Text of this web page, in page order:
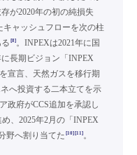
が2020年の初の純損失
キャッシュフローを次の柱
[8]。INPEXは2021年に国
長期ビジョン「INPEX
宣言、天然ガスを移行期
へ投資する二本立てを示
政府がCCS追加を承認し
、2025年2月の「INPEX
野へ割り当てた [10][11]。